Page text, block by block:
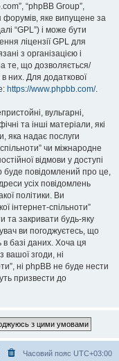
“phpBB Group”,
форумів, яке випущене за
“GPL”) і може бути
ліцензії GPL для
з організацією і
те, що дозволяється/
них. Для додаткової
https://www.phpbb.com/.
вульгарні,
та інші матеріали, які
яка надає послуги
чи міжнародне
відмови у доступі
повідомлений про це,
усіх повідомлень
політики. Ви
інтернет-спільноти”
та закривати будь-яку
ви погоджуєтесь, що
базі даних. Хоча ця
вашої згоди, ні
ні phpBB не буде нести
призвести до
Часовий пояс UTC+03:00